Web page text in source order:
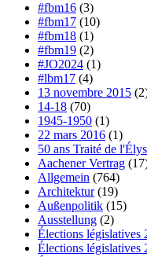
#fbm16 (3)
#fbm17 (10)
#fbm18 (1)
#fbm19 (2)
#JO2024 (1)
#lbm17 (4)
13 novembre 2015
14-18 (70)
1945-1950 (1)
22 mars 2016 (1)
50 ans Traité de
Aachener Vertrag
Allgemein (764)
Architektur(19)
Außenpolitik (15)
Ausstellung (2)
Élections législatives
Élections législatives